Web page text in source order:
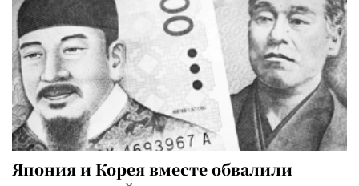
Япония и Корея вместе обвалили